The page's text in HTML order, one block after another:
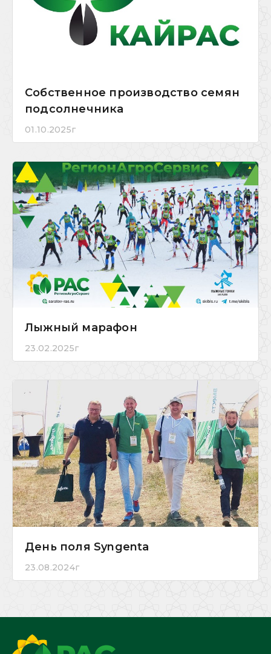
Собственное производство семян
подсолнечника
01.10.2025г
Лыжный марафон
23.02.2025г
День поля Syngenta
23.08.2024г